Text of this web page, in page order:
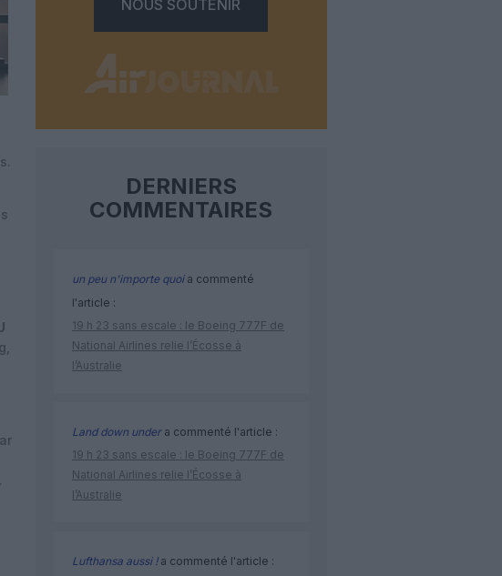
NOUS SOUTENIR
DERNIERS
COMMENTAIRES
un peu n'importe quoia commenté
l'article :
19 h 23 sans escale : le Boeing 777F de
National Airlines relie l’Écosse à
l’Australie
Land down undera commenté l'article :
19 h 23 sans escale : le Boeing 777F de
National Airlines relie l’Écosse à
l’Australie
Lufthansa aussi !a commenté l'article :